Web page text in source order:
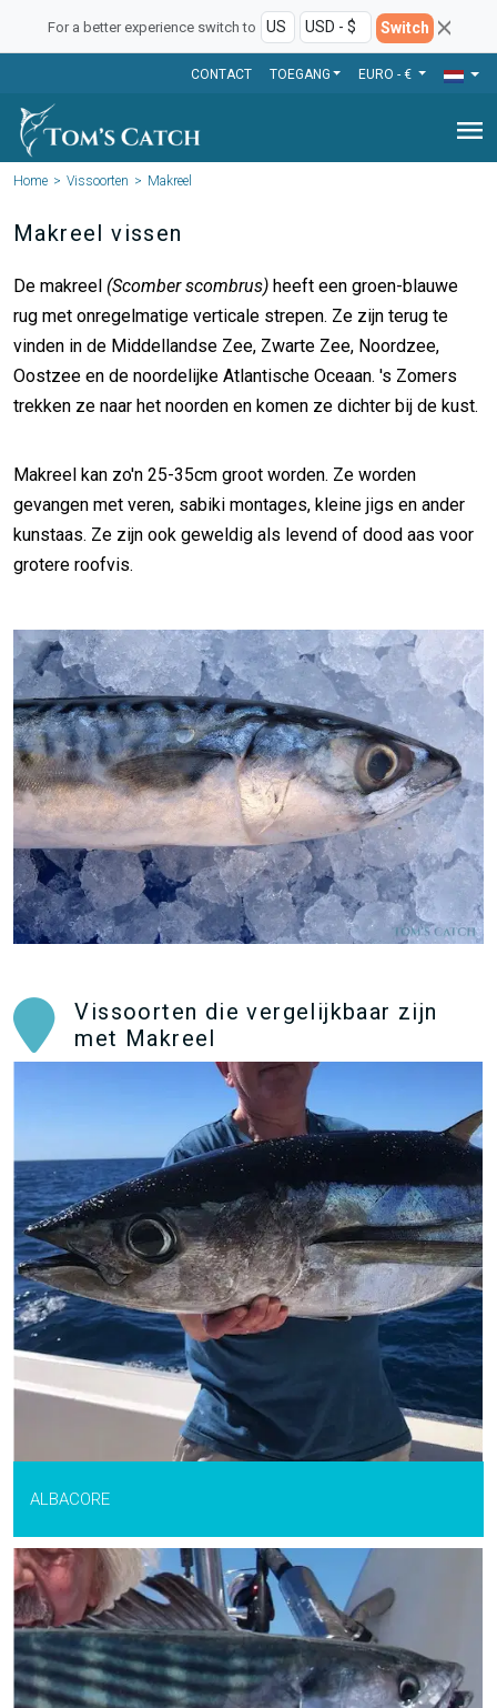
For a better experience switch to Switch
CONTACT TOEGANG EURO - €
menu
Home Vissoorten Makreel
Makreel vissen
De makreel (Scomber scombrus) heeft een groen-blauwe
rug met onregelmatige verticale strepen. Ze zijn terug te
vinden in de Middellandse Zee, Zwarte Zee, Noordzee,
Oostzee en de noordelijke Atlantische Oceaan. 's Zomers
trekken ze naar het noorden en komen ze dichter bij de kust.
Makreel kan zo'n 25-35cm groot worden. Ze worden
gevangen met veren, sabiki montages, kleine jigs en ander
kunstaas. Ze zijn ook geweldig als levend of dood aas voor
grotere roofvis.
Vissoorten die vergelijkbaar zijn
met Makreel
ALBACORE